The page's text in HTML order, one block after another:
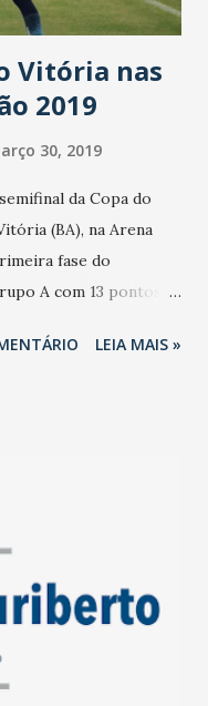
Vitória nas
2019
30, 2019
da Copa do
(BA), na Arena
fase do
A com 13 pontos
de sete empates.
Valdemir,
Xavier, Adrian e
Ranielle Ribeiro.
para 15.628
LEIA MAIS »